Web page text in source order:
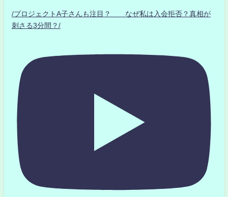
/プロジェクトA子さんも注目？ なぜ私は入会拒否？真相が
刺さる3分間？/